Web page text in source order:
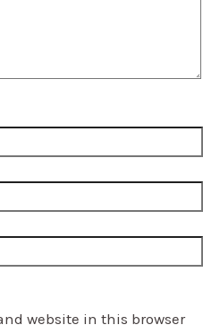
website in this browser